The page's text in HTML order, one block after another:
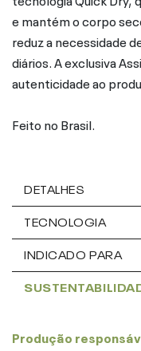
e mantém o corpo
reduz a necessidade
diários. A exclusiva
autenticidade ao
Feito no Brasil.
DETALHES
TECNOLOGIA
INDICADO PARA
Produção